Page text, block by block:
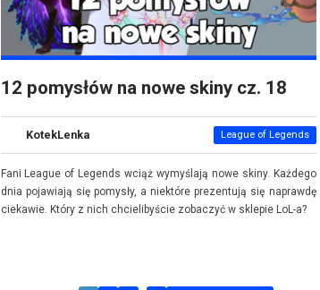
12 pomysłów na nowe skiny cz. 18
KotekLenka League of Legends
Fani League of Legends wciąż wymyślają nowe skiny. Każdego
dnia pojawiają się pomysły, a niektóre prezentują się naprawdę
ciekawie. Który z nich chcielibyście zobaczyć w sklepie LoL-a?